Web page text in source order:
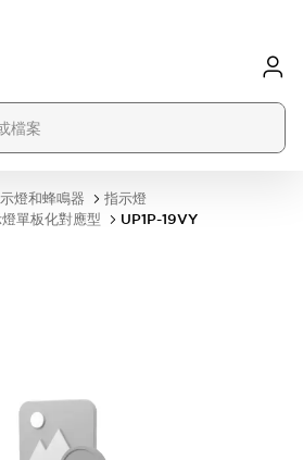
燈和蜂鳴器
指示燈
單板化對應型
UP1P-19VY